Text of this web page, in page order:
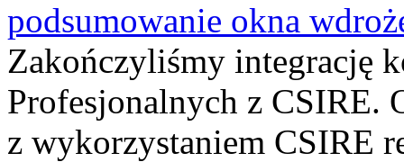
podsumowanie okna
Zakończyliśmy integrację
Profesjonalnych z CSIRE.
z wykorzystaniem CSIRE